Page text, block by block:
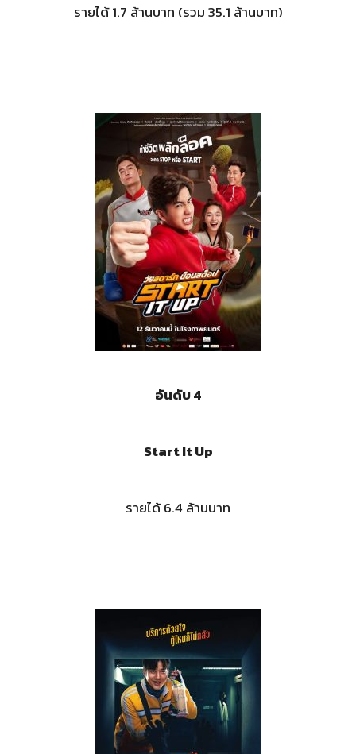
รายได้ 1.7 ล้านบาท (รวม 35.1 ล้านบาท)
อันดับ 4
Start It Up
รายได้ 6.4 ล้านบาท